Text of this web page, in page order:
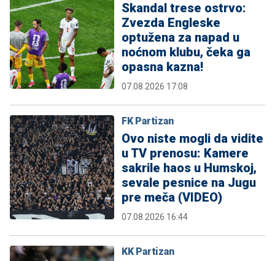
Skandal trese ostrvo:
Zvezda Engleske
optužena za napad u
noćnom klubu, čeka ga
opasna kazna!
07.08.2026 17:08
FK Partizan
Ovo niste mogli da vidite
u TV prenosu: Kamere
sakrile haos u Humskoj,
sevale pesnice na Jugu
pre meča (VIDEO)
07.08.2026 16:44
KK Partizan